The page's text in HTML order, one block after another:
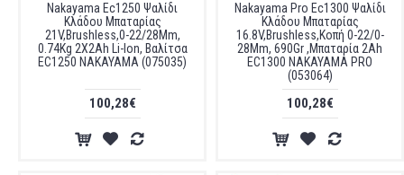
Nakayama Ec1250 Ψαλίδι
Κλάδου Μπαταρίας
21V,Brushless,0-22/28Mm,
0.74Kg 2X2Ah Li-Ion, Βαλίτσα
EC1250 NAKAYAMA (075035)
100,28€
Nakayama Pro Ec1300 Ψαλίδι
Κλάδου Μπαταρίας
16.8V,Brushless,Κοπή 0-22/0-
28Mm, 690Gr ,Μπαταρία 2Ah
EC1300 NAKAYAMA PRO
(053064)
100,28€